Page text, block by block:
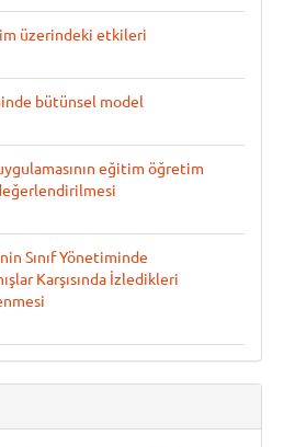
üzerindeki etkileri
bütünsel model
eğitim öğretim
Sınıf Yönetiminde
Karşısında İzledikleri